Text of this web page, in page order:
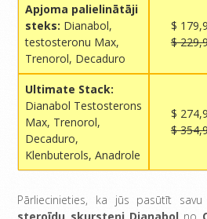
Apjoma palielinātāji
steks: Dianabol,
testosteronu Max,
Trenorol, Decaduro
$
$
Ultimate Stack:
Dianabol Testosterons
Max, Trenorol,
Decaduro,
Klenbuterols, Anadrole
$
$
Pārliecinieties, ka jūs pasūtīt